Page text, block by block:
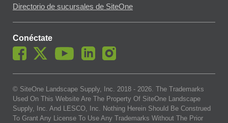
Directorio de sucursales de SiteOne
Conéctate
© SiteOne Landscape Supply, Inc. 2018 - 2026. The Trademarks
Used On This Website Are The Property Of SiteOne Landscape
Supply, Inc. And LESCO, Inc. Nothing Herein Should Be Construed
To Grant Any License To Use Any Trademarks Without The Prior